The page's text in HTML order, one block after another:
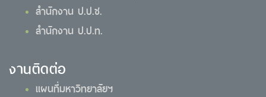
สำนักงาน ป.ป.ช.
สำนักงาน ป.ป.ท.
งานติดต่อ
แผนที่มหาวิทยาลัยฯ